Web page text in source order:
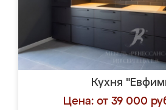
Кухня
Цена: от 39 000